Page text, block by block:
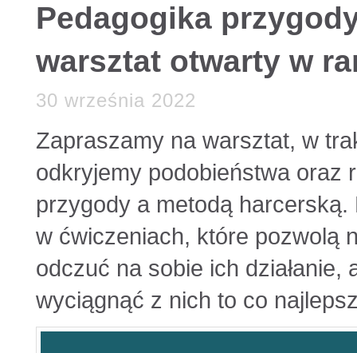
Pedagogika
warsztat otwarty w
30 września 2022
Zapraszamy na warsztat, w
odkryjemy podobieństwa oraz
przygody a metodą harcerską.
w ćwiczeniach, które pozwolą
odczuć na sobie ich
wyciągnąć z nich to co